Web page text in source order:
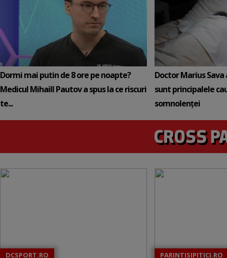
Dormi mai putin de 8 ore pe noapte?
Medicul Mihaill Pautov a spus la ce riscuri
te...
Doctor Marius
sunt principalele
somnolenței
DCSPORT.RO PARINTISIPITICI.RO